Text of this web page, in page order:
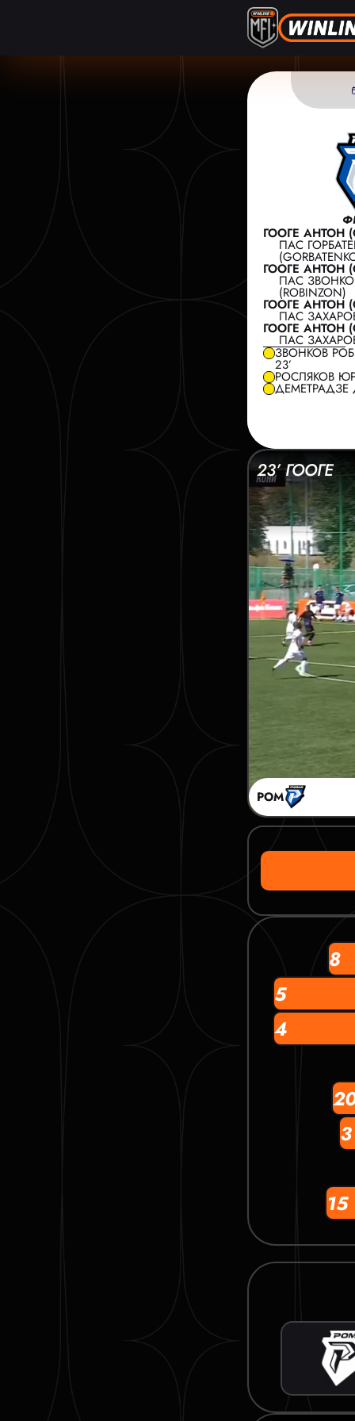
ГООГЕ АНТОН
ПАС
ГООГЕ АНТОН
ПАС
(ROBINZON)
ГООГЕ АНТОН
ПАС
ГООГЕ АНТОН
ПАС
ЗВОНКОВ
23’
РОСЛЯКОВ
ДЕМЕТРАДЗЕ
23’ ГООГЕ
РОМ
8
5
4
3
15